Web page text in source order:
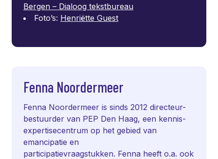
Bergen – Dialoog tekstbureau
Foto’s: Henriëtte Guest
Fenna Noordermeer
Fenna Noordermeer is sinds 2012 directeur-
bestuurder van PEP Den Haag, een kennis-
expertisecentrum op het gebied van
emancipatie en
participatievraagstukken. Fenna heeft o.a. ook